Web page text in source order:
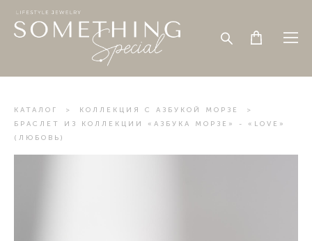
КАТАЛОГ > КОЛЛЕКЦИЯ С АЗБУКОЙ МОРЗЕ
>
БРАСЛЕТ ИЗ КОЛЛЕКЦИИ «АЗБУКА МОРЗЕ» - «LOVE»
(ЛЮБОВЬ)